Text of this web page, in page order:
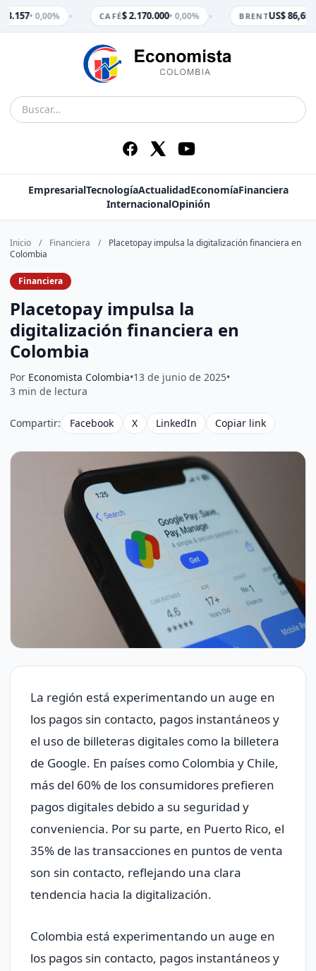
3.157• 0,00% CAFÉ$ 2.170.000• 0,00% BRENTUS$ 86,65•
EmpresarialTecnologíaActualidadEconomíaFinanciera
InternacionalOpinión
Inicio / Financiera /
Placetopay impulsa la digitalización financiera en
Colombia
Financiera
Placetopay impulsa la
digitalización financiera en
Colombia
Por Economista Colombia•13 de junio de 2025•
3 min de lectura
Compartir: Facebook X LinkedIn Copiar link
La región está experimentando un auge en
los pagos sin contacto, pagos instantáneos y
el uso de billeteras digitales como la billetera
de Google. En países como Colombia y Chile,
más del 60% de los consumidores prefieren
pagos digitales debido a su seguridad y
conveniencia. Por su parte, en Puerto Rico, el
35% de las transacciones en puntos de venta
son sin contacto, reflejando una clara
tendencia hacia la digitalización.
Colombia está experimentando un auge en
los pagos sin contacto, pagos instantáneos y